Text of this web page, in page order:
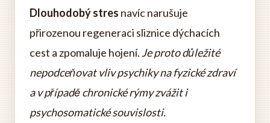
Dlouhodobý stres navíc narušuje
přirozenou regeneraci sliznice dýchacích
cest a zpomaluje hojení. Je proto důležité
nepodceňovat vliv psychiky na fyzické zdraví
a v případě chronické rýmy zvážit i
psychosomatické souvislosti.